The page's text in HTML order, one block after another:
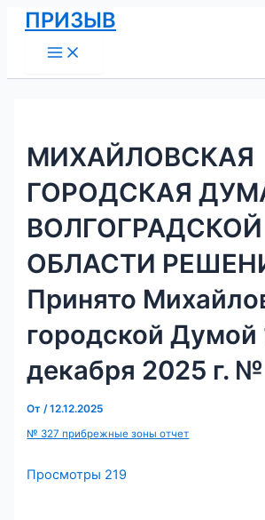
Перейти
содержимому
ПРИЗЫВ
Menu
МИХАЙЛОВСКАЯ
ГОРОДСКАЯ
ВОЛГОГРАДСКОЙ
ОБЛАСТИ
Принято
городской Думой
декабря 2025 г.
От/12.12.2025
№ 327 прибрежные зоны отчет
Просмотры 219
Навигация
по
записям